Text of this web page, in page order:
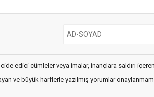
edici cümleler veya imalar, inançlara saldırı
ve büyük harflerle yazılmış yorumlar